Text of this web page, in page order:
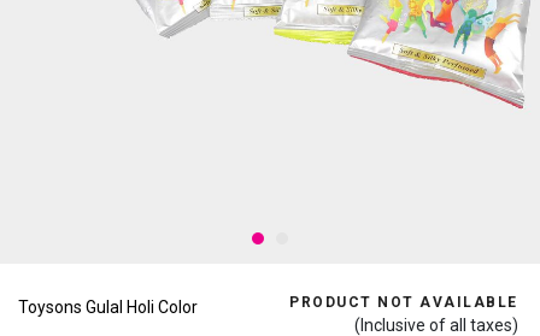
Toysons Gulal Holi Color PRODUCT NOT AVAILABLE
(Inclusive of all taxes)